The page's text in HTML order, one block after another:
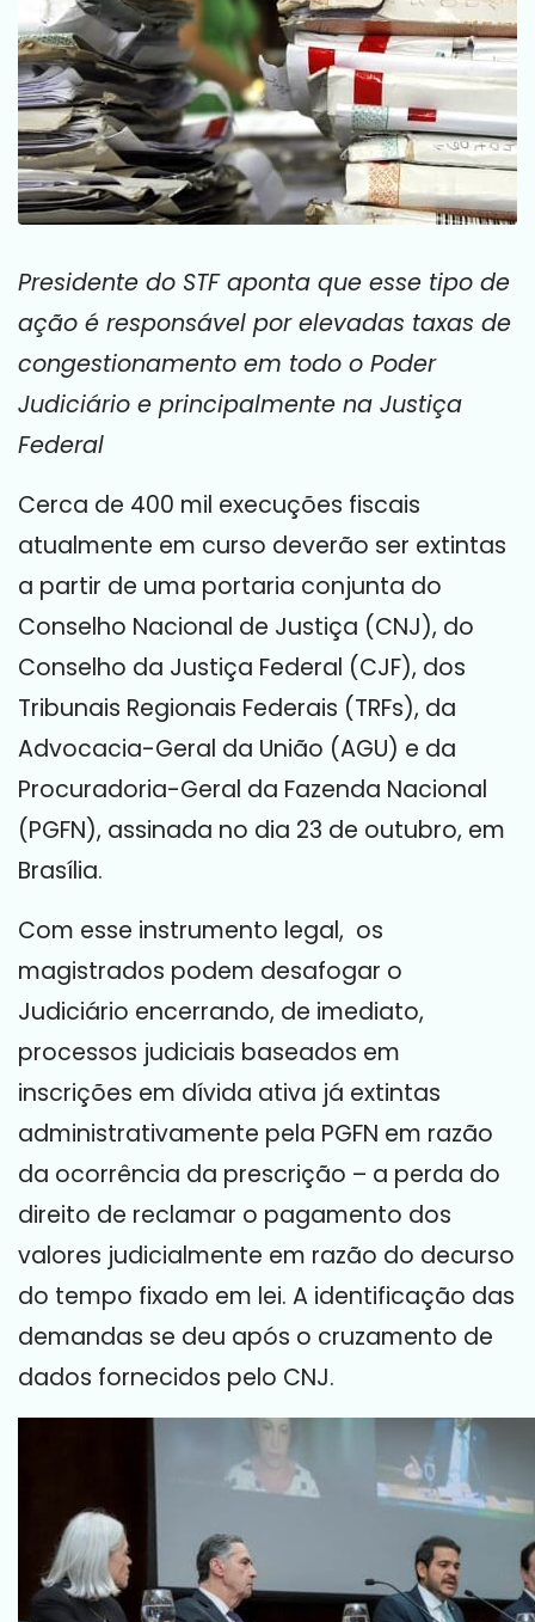
Presidente do STF aponta que esse tipo de
ação é responsável por elevadas taxas de
congestionamento em todo o Poder
Judiciário e principalmente na Justiça
Federal
Cerca de 400 mil execuções fiscais
atualmente em curso deverão ser extintas
a partir de uma portaria conjunta do
Conselho Nacional de Justiça (CNJ), do
Conselho da Justiça Federal (CJF), dos
Tribunais Regionais Federais (TRFs), da
Advocacia-Geral da União (AGU) e da
Procuradoria-Geral da Fazenda Nacional
(PGFN), assinada no dia 23 de outubro, em
Brasília.
Com esse instrumento legal, os
magistrados podem desafogar o
Judiciário encerrando, de imediato,
processos judiciais baseados em
inscrições em dívida ativa já extintas
administrativamente pela PGFN em razão
da ocorrência da prescrição – a perda do
direito de reclamar o pagamento dos
valores judicialmente em razão do decurso
do tempo fixado em lei. A identificação das
demandas se deu após o cruzamento de
dados fornecidos pelo CNJ.